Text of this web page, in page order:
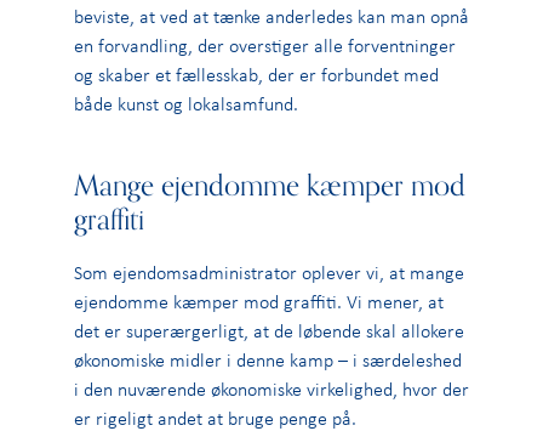
beviste, at ved at tænke anderledes kan man opnå
en forvandling, der overstiger alle forventninger
og skaber et fællesskab, der er forbundet med
både kunst og lokalsamfund.
Mange ejendomme kæmper mod
graffiti
Som ejendomsadministrator oplever vi, at mange
ejendomme kæmper mod graffiti. Vi mener, at
det er superærgerligt, at de løbende skal allokere
økonomiske midler i denne kamp – i særdeleshed
i den nuværende økonomiske virkelighed, hvor der
er rigeligt andet at bruge penge på.